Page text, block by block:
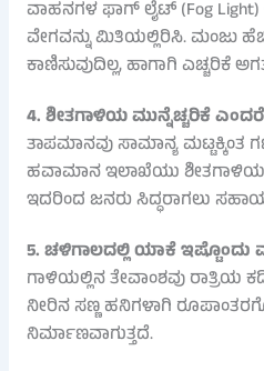
ವಾಹನಗಳ ಫಾಗ್ ಲೈಟ್ (Fog
ವೇಗವನ್ನು ಮಿತಿಯಲ್ಲಿರಿಸಿ. ಮಂಜು
ಕಾಣಿಸುವುದಿಲ್ಲ, ಹಾಗಾಗಿ ಎಚ್ಚರಿಕೆ
4. ಶೀತಗಾಳಿಯ ಮುನ್ನೆಚ್ಚರಿಕೆ
ತಾಪಮಾನವು ಸಾಮಾನ್ಯ
ಹವಾಮಾನ ಇಲಾಖೆಯು ಶೀತಗಾಳಿಯ
ಇದರಿಂದ ಜನರು ಸಿದ್ಧರಾಗಲು
5. ಚಳಿಗಾಲದಲ್ಲಿ ಯಾಕೆ ಇಷ್ಟೊಂದು
ಗಾಳಿಯಲ್ಲಿನ ತೇವಾಂಶವು ರಾತ್ರಿಯ
ನೀರಿನ ಸಣ್ಣ ಹನಿಗಳಾಗಿ
ನಿರ್ಮಾಣವಾಗುತ್ತದೆ.